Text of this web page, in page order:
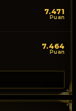
7.471
Puan
7.464
Puan